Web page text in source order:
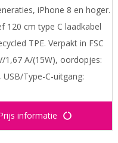
iPhone 8 en hoger.
120 cm type C laadkabel
TPE. Verpakt in FSC
1,67 A/(15W), oordopjes:
Type-C-uitgang:
informatie